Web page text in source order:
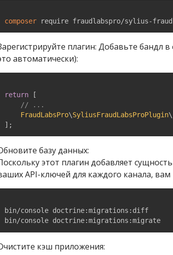
composer require fraudlabspro/sylius-
плагин: Добавьте бандл
автоматически):
return
[
// ...
FraudLabsPro\SyliusFraudLabsProPlugin\
] ;
базу данных:
этот плагин добавляет
API-ключей для каждого канала,
bin/console doctrine:migrations:diff
bin/console doctrine:migrations:migrate
кэш приложения: